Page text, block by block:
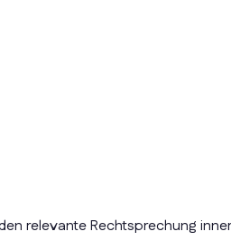
relevante Rechtsprechung